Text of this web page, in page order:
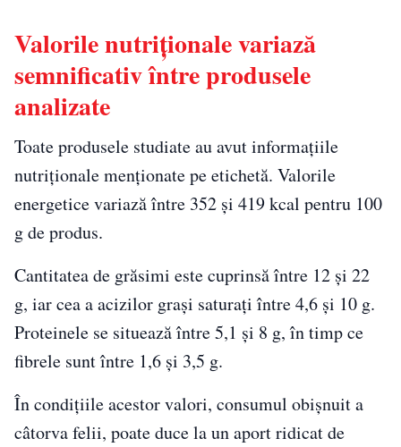
Valorile nutriționale variază
semnificativ între produsele
analizate
Toate produsele studiate au avut informațiile
nutriționale menționate pe etichetă. Valorile
energetice variază între 352 și 419 kcal pentru 100
g de produs.
Cantitatea de grăsimi este cuprinsă între 12 și 22
g, iar cea a acizilor grași saturați între 4,6 și 10 g.
Proteinele se situează între 5,1 și 8 g, în timp ce
fibrele sunt între 1,6 și 3,5 g.
În condițiile acestor valori, consumul obișnuit a
câtorva felii, poate duce la un aport ridicat de